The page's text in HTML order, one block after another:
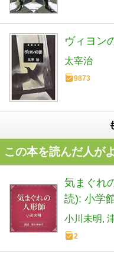
ヴィヨン
太宰治
9873
この本を読んだ人が
気まぐれ
読): 小学
小川未明
2